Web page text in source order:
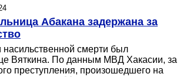
Абакана задержана за
насильственной смерти был
Вяткина. По данным МВД Хакасии, за
преступления, произошедшего на